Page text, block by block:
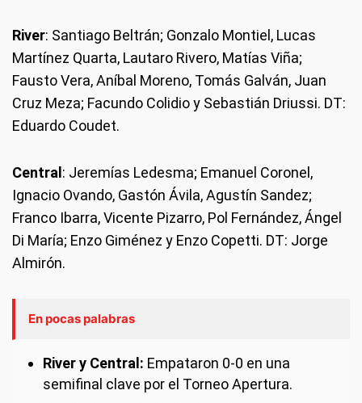
River: Santiago Beltrán; Gonzalo Montiel, Lucas
Martínez Quarta, Lautaro Rivero, Matías Viña;
Fausto Vera, Aníbal Moreno, Tomás Galván, Juan
Cruz Meza; Facundo Colidio y Sebastián Driussi. DT:
Eduardo Coudet.
Central: Jeremías Ledesma; Emanuel Coronel,
Ignacio Ovando, Gastón Ávila, Agustín Sandez;
Franco Ibarra, Vicente Pizarro, Pol Fernández, Ángel
Di María; Enzo Giménez y Enzo Copetti. DT: Jorge
Almirón.
En pocas palabras
River y Central: Empataron 0-0 en una
semifinal clave por el Torneo Apertura.